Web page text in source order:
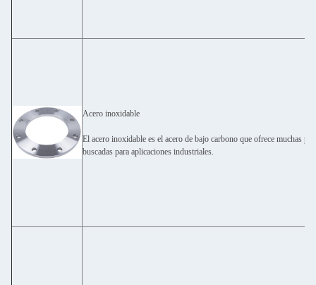
Acero inoxidable
El acero inoxidable es el acero de bajo carbono que ofrece muchas
buscadas para aplicaciones industriales.